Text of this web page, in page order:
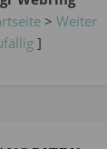
> Weiter
]